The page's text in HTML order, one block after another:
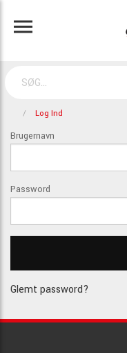
Log Ind
Brugernavn
Password
Glemt password?